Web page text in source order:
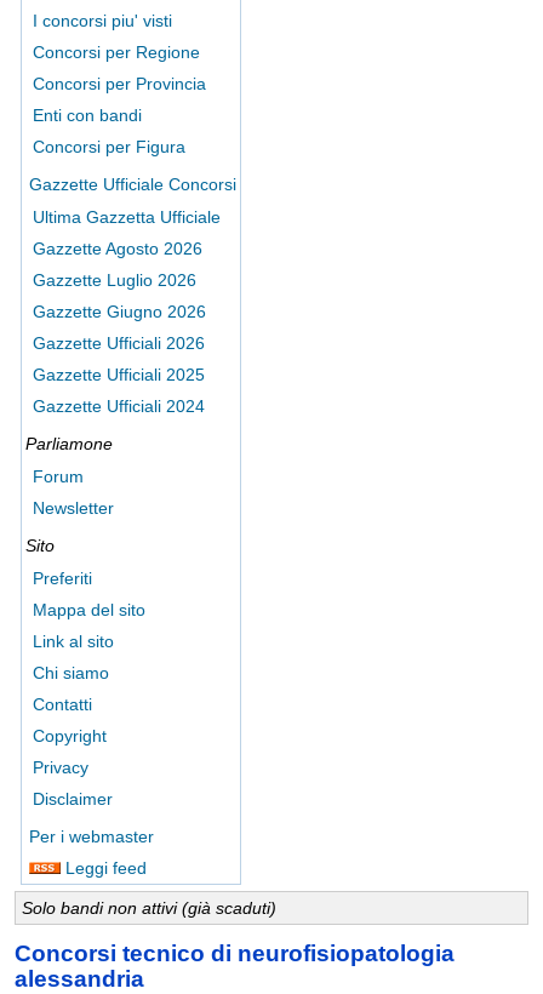
I concorsi piu' visti
Concorsi per Regione
Concorsi per Provincia
Enti con bandi
Concorsi per Figura
Gazzette Ufficiale Concorsi
Ultima Gazzetta Ufficiale
Gazzette Agosto 2026
Gazzette Luglio 2026
Gazzette Giugno 2026
Gazzette Ufficiali 2026
Gazzette Ufficiali 2025
Gazzette Ufficiali 2024
Parliamone
Forum
Newsletter
Sito
Preferiti
Mappa del sito
Link al sito
Chi siamo
Contatti
Copyright
Privacy
Disclaimer
Per i webmaster
Leggi feed
Solo bandi non attivi (già scaduti)
Concorsi tecnico di neurofisiopatologia
alessandria